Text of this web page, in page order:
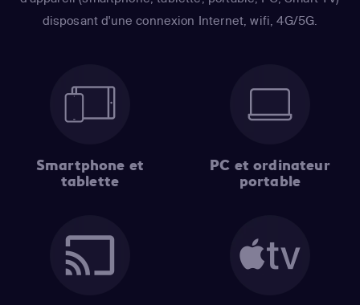
disposant d'une connexion Internet, wifi, 4G/5G.
Smartphone et
tablette
PC et ordinateur
portable